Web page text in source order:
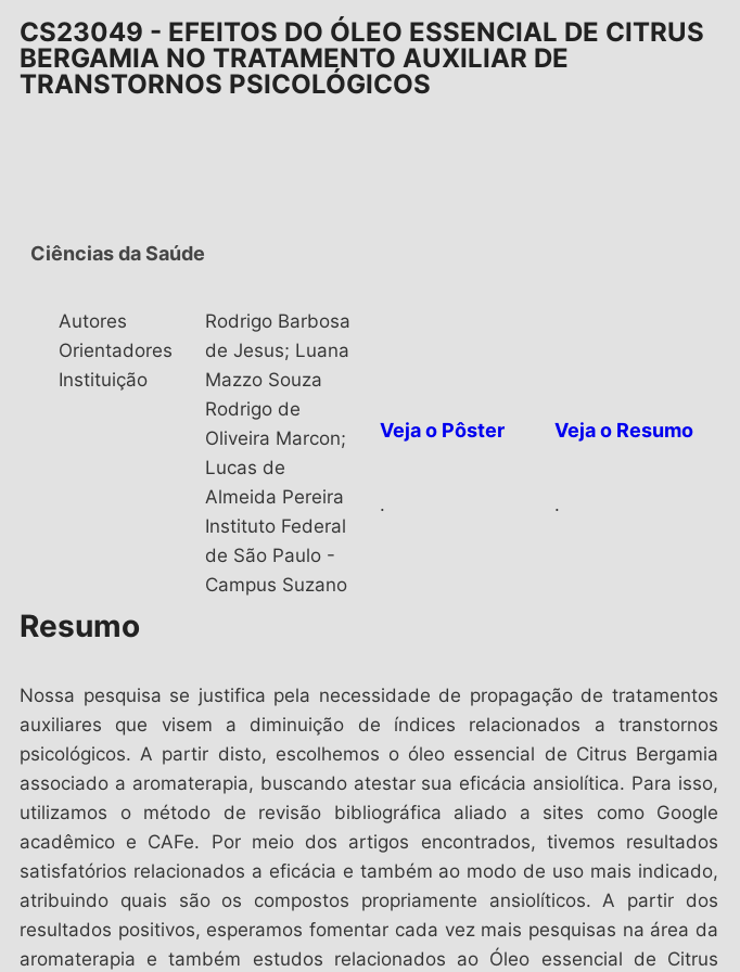
CS23049 - EFEITOS DO ÓLEO ESSENCIAL DE CITRUS
BERGAMIA NO TRATAMENTO AUXILIAR DE
TRANSTORNOS PSICOLÓGICOS
Ciências da Saúde
Autores
Orientadores
Instituição
Rodrigo Barbosa
de Jesus; Luana
Mazzo Souza
Rodrigo de
Oliveira Marcon;
Lucas de
Almeida Pereira
Instituto Federal
de São Paulo -
Campus Suzano
Veja o Pôster
.
Veja o Resumo
.
Resumo
Nossa pesquisa se justifica pela necessidade de propagação de tratamentos
auxiliares que visem a diminuição de índices relacionados a transtornos
psicológicos. A partir disto, escolhemos o óleo essencial de Citrus Bergamia
associado a aromaterapia, buscando atestar sua eficácia ansiolítica. Para isso,
utilizamos o método de revisão bibliográfica aliado a sites como Google
acadêmico e CAFe. Por meio dos artigos encontrados, tivemos resultados
satisfatórios relacionados a eficácia e também ao modo de uso mais indicado,
atribuindo quais são os compostos propriamente ansiolíticos. A partir dos
resultados positivos, esperamos fomentar cada vez mais pesquisas na área da
aromaterapia e também estudos relacionados ao Óleo essencial de Citrus